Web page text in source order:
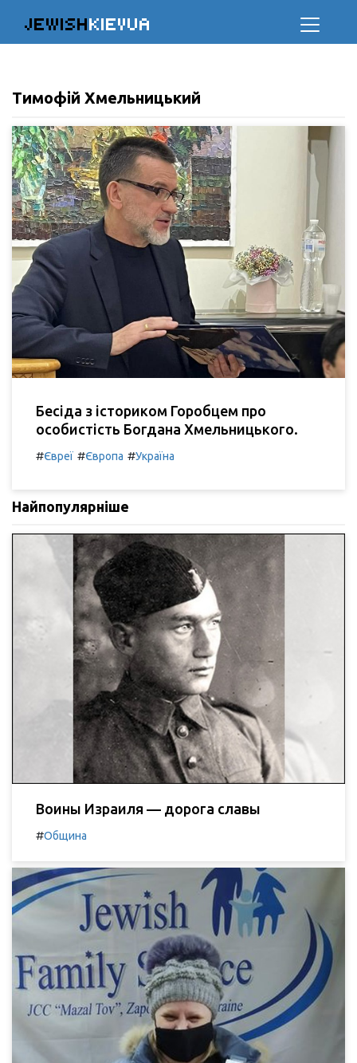
JEWISHKIEVUA
Тимофій Хмельницький
Бесіда з істориком Горобцем про
особистість Богдана Хмельницького.
#Євреї #Європа #Україна
Найпопулярніше
Воины Израиля — дорога славы
#Община